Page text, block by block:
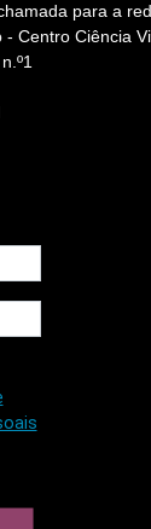
para a
- Centro Ciência